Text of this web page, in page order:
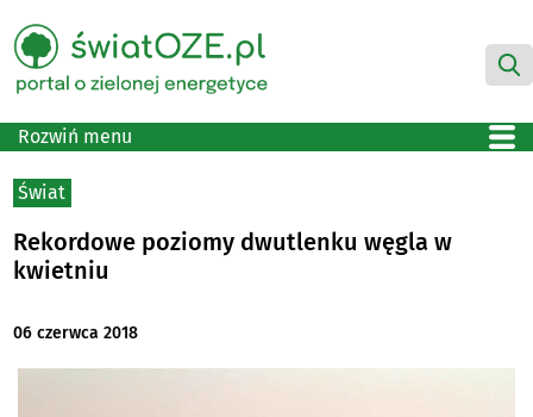
Rozwiń menu
Świat
Rekordowe poziomy dwutlenku węgla w
kwietniu
06 czerwca 2018